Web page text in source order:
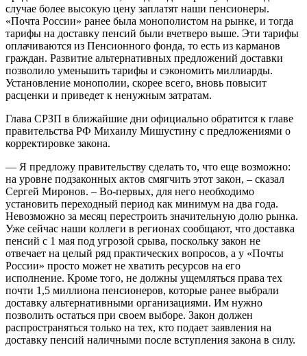
случае более высокую цену заплатят наши пенсионеры.
«Почта России» ранее была монополистом на рынке, и тогда
тарифы на доставку пенсий были вчетверо выше. Эти тарифы
оплачиваются из Пенсионного фонда, то есть из карманов
граждан. Развитие альтернативных предложений доставки
позволило уменьшить тарифы и сэкономить миллиарды.
Установление монополии, скорее всего, вновь повысит
расценки и приведет к ненужным затратам.
Глава СРЗП в ближайшие дни официально обратится к главе
правительства РФ Михаилу Мишустину с предложениями о
корректировке закона.
— Я предложу правительству сделать то, что еще возможно:
на уровне подзаконных актов смягчить этот закон, – сказал
Сергей Миронов. – Во-первых, для него необходимо
установить переходный период как минимум на два года.
Невозможно за месяц перестроить значительную долю рынка.
Уже сейчас наши коллеги в регионах сообщают, что доставка
пенсий с 1 мая под угрозой срыва, поскольку закон не
отвечает на целый ряд практических вопросов, а у «Почты
России» просто может не хватить ресурсов на его
исполнение. Кроме того, не должны ущемляться права тех
почти 1,5 миллиона пенсионеров, которые ранее выбрали
доставку альтернативными организациями. Им нужно
позволить остаться при своем выборе. Закон должен
распространяться только на тех, кто подает заявления на
доставку пенсий наличными после вступления закона в силу.